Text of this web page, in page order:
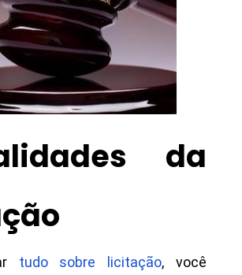
da
tudo sobre licitação, você